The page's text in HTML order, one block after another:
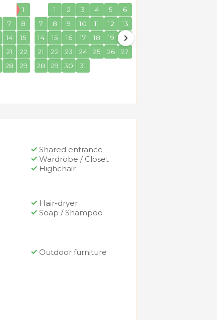
1
7
8
14
15
21
22
28
29
1
2 3 4 5
6
7
8 9 10 11 12
13
14
15 16 17 18 19
20
21
22 23 24 25 26
27
28
29 30 31
Shared entrance
Wardrobe / Closet
Highchair
Hair-dryer
Soap / Shampoo
Outdoor furniture